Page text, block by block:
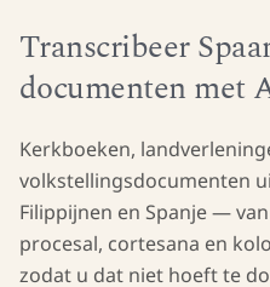
Begin met typen om te
Transcribeer
documenten met
Kerkboeken,
volkstellingsdocumenten
Filippijnen en Spanje —
procesal, cortesana en
zodat u dat niet hoeft te